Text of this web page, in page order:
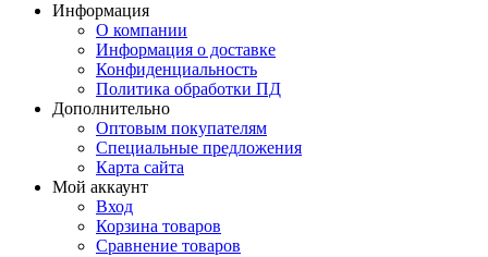
Информация
О компании
Информация о доставке
Конфиденциальность
Политика обработки ПД
Дополнительно
Оптовым покупателям
Специальные предложения
Карта сайта
Мой аккаунт
Вход
Корзина товаров
Сравнение товаров